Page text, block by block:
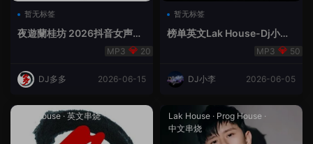
暂无标签
夜遊蘭桂坊 2026抖音女声整
合（DJ多多DJ尾巴）
20
DJ多多 2026-06-15
暂无标签
榜单英文Lak House-Dj小李
50
DJ小李 2026-06-05
Lak House· 英文串烧 Lak House · Prog House ·
中文串烧